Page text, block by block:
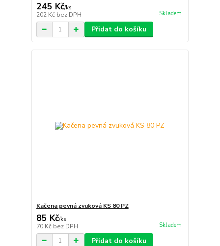
245 Kč/ks
202 Kč bez DPH Skladem
Přidat do košíku
Kačena pevná zvuková KS 80 PZ
85 Kč/ks
70 Kč bez DPH Skladem
Přidat do košíku